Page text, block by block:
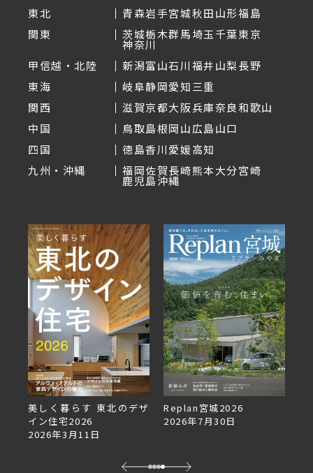
東北
青森岩手宮城秋田山形福島
関東
茨城栃木群馬埼玉千葉東京
神奈川
甲信越・北陸
新潟富山石川福井山梨長野
東海
岐阜静岡愛知三重
関西
滋賀京都大阪兵庫奈良和歌山
中国
鳥取島根岡山広島山口
四国
徳島香川愛媛高知
九州・沖縄
福岡佐賀長崎熊本大分宮崎
鹿児島沖縄
美しく暮らす 東北のデザ
イン住宅2026
2026年3月11日
Replan宮城2026
2026年7月30日